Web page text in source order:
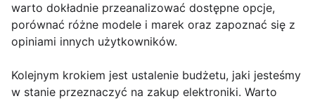
warto dokładnie przeanalizować dostępne opcje,
porównać różne modele i marek oraz zapoznać się z
opiniami innych użytkowników.
Kolejnym krokiem jest ustalenie budżetu, jaki jesteśmy
w stanie przeznaczyć na zakup elektroniki. Warto